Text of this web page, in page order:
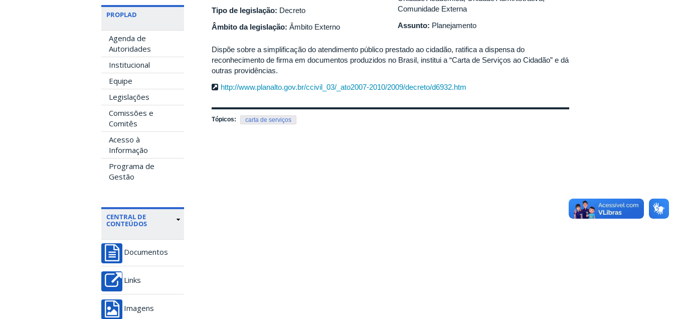
PROPLAD
Agenda de
Autoridades
Institucional
Equipe
Legislações
Comissões e
Comitês
Acesso à
Informação
Programa de
Gestão
CENTRAL DE
CONTEÚDOS
Documentos
Links
Imagens
Tipo de legislação: Decreto
Âmbito da legislação: Âmbito Externo
Comunidade Externa
Assunto: Planejamento
Dispõe sobre a simplificação do atendimento público prestado ao cidadão, ratifica a dispensa do
reconhecimento de firma em documentos produzidos no Brasil, institui a “Carta de Serviços ao Cidadão” e dá
outras providências.
http://www.planalto.gov.br/ccivil_03/_ato2007-2010/2009/decreto/d6932.htm
Tópicos: carta de serviços